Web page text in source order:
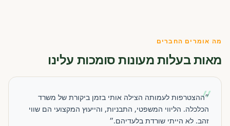
מה אומרים החברים
מאות בעלות מעונות סומכות עלינו
״
״ההצטרפות לעמותה הצילה אותי בזמן ביקורת של משרד
הכלכלה. הליווי המשפטי, התבניות, והייעוץ המקצועי הם שווי
זהב. לא הייתי שורדת בלעדיהם.״